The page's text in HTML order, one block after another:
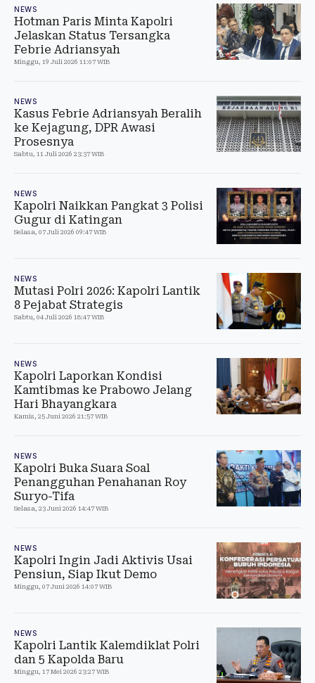
NEWS
Hotman Paris Minta Kapolri
Jelaskan Status Tersangka
Febrie Adriansyah
Minggu, 19 Juli 2026 11:07 WIB
NEWS
Kasus Febrie Adriansyah Beralih
ke Kejagung, DPR Awasi
Prosesnya
Sabtu, 11 Juli 2026 23:37 WIB
NEWS
Kapolri Naikkan Pangkat 3 Polisi
Gugur di Katingan
Selasa, 07 Juli 2026 09:47 WIB
NEWS
Mutasi Polri 2026: Kapolri Lantik
8 Pejabat Strategis
Sabtu, 04 Juli 2026 18:47 WIB
NEWS
Kapolri Laporkan Kondisi
Kamtibmas ke Prabowo Jelang
Hari Bhayangkara
Kamis, 25 Juni 2026 21:57 WIB
NEWS
Kapolri Buka Suara Soal
Penangguhan Penahanan Roy
Suryo-Tifa
Selasa, 23 Juni 2026 14:47 WIB
NEWS
Kapolri Ingin Jadi Aktivis Usai
Pensiun, Siap Ikut Demo
Minggu, 07 Juni 2026 14:07 WIB
NEWS
Kapolri Lantik Kalemdiklat Polri
dan 5 Kapolda Baru
Minggu, 17 Mei 2026 23:27 WIB